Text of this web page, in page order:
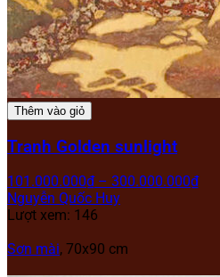
Thêm vào giỏ
Tranh Golden sunlight
101.000.000₫ – 300.000.000₫
Nguyễn Quốc Huy
Lượt xem: 146
Sơn mài, 70x90 cm